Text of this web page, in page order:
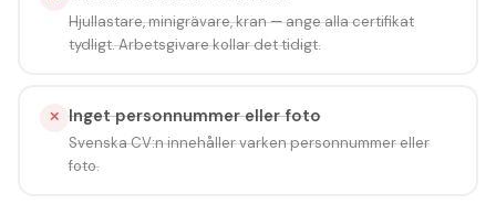
Hjullastare, minigrävare, kran — ange alla certifikat
tydligt. Arbetsgivare kollar det tidigt.
✕ Inget personnummer eller foto
Svenska CV:n innehåller varken personnummer eller
foto.